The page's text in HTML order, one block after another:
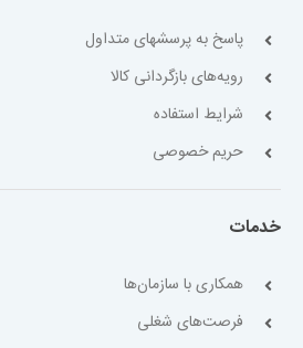
پاسخ به پرسشهای متداول
رویه‌های بازگردانی کالا
شرایط استفاده
حریم خصوصی
خدمات
همکاری با سازمان‌ها
فرصت‌های شغلی